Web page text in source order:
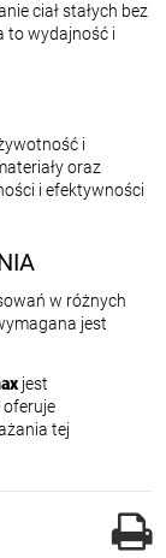
ciał stałych bez
to wydajność i
i
oraz
i efektywności
w różnych
jest
jest
oferuje
tej